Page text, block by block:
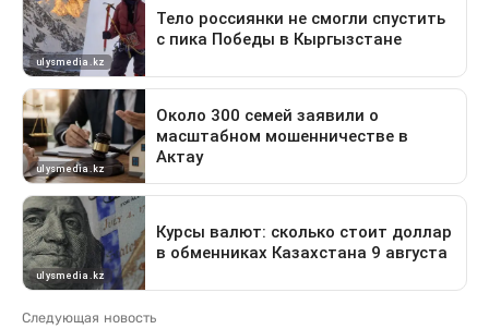
Следующая новость